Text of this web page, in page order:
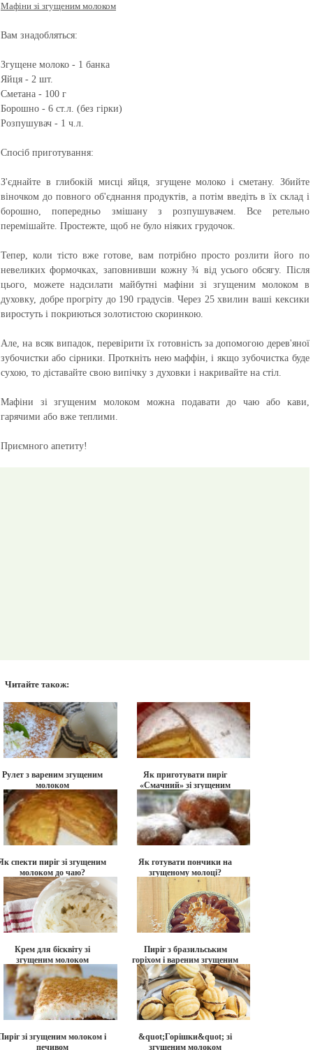
Мафіни зі згущеним молоком
Вам знадобляться:
Згущене молоко - 1 банка
Яйця - 2 шт.
Сметана - 100 г
Борошно - 6 ст.л. (без гірки)
Розпушувач - 1 ч.л.
Спосіб приготування:
З'єднайте в глибокій мисці яйця, згущене молоко і сметану. Збийте
віночком до повного об'єднання продуктів, а потім введіть в їх склад і
борошно, попередньо змішану з розпушувачем. Все ретельно
перемішайте. Простежте, щоб не було ніяких грудочок.
Тепер, коли тісто вже готове, вам потрібно просто розлити його по
невеликих формочках, заповнивши кожну ¾ від усього обсягу. Після
цього, можете надсилати майбутні мафіни зі згущеним молоком в
духовку, добре прогріту до 190 градусів. Через 25 хвилин ваші кексики
виростуть і покриються золотистою скоринкою.
Але, на всяк випадок, перевірити їх готовність за допомогою дерев'яної
зубочистки або сірники. Проткніть нею маффін, і якщо зубочистка буде
сухою, то діставайте свою випічку з духовки і накривайте на стіл.
Мафіни зі згущеним молоком можна подавати до чаю або кави,
гарячими або вже теплими.
Приємного апетиту!
Читайте також:
Рулет з вареним згущеним
молоком
Як приготувати пиріг
«Смачний» зі згущеним
молоком?
спекти пиріг зі згущеним
молоком до чаю?
Як готувати пончики на
згущеному молоці?
Крем для бісквіту зі
згущеним молоком
Пиріг з бразильським
горіхом і вареним згущеним
молоком
зі згущеним молоком і
печивом
&quot;Горішки&quot; зі
згущеним молоком